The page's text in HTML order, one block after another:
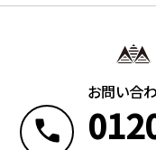
お問い合